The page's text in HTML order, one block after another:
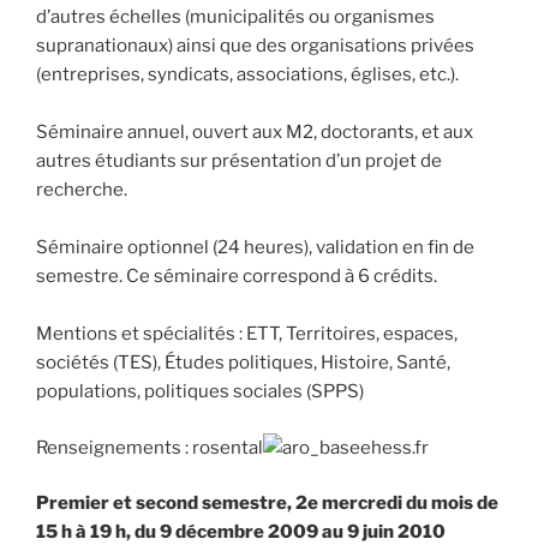
d’autres échelles (municipalités ou organismes
supranationaux) ainsi que des organisations privées
(entreprises, syndicats, associations, églises, etc.).
Séminaire annuel, ouvert aux M2, doctorants, et aux
autres étudiants sur présentation d’un projet de
recherche.
Séminaire optionnel (24 heures), validation en fin de
semestre. Ce séminaire correspond à 6 crédits.
Mentions et spécialités : ETT, Territoires, espaces,
sociétés (TES), Études politiques, Histoire, Santé,
populations, politiques sociales (SPPS)
Renseignements : rosental ehess.fr
Premier et second semestre, 2e mercredi du mois de
15 h à 19 h, du 9 décembre 2009 au 9 juin 2010